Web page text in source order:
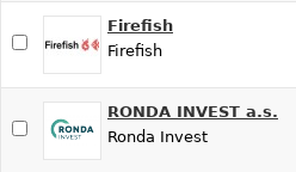
Firefish
Firefish
RONDA INVEST a.s.
Ronda Invest